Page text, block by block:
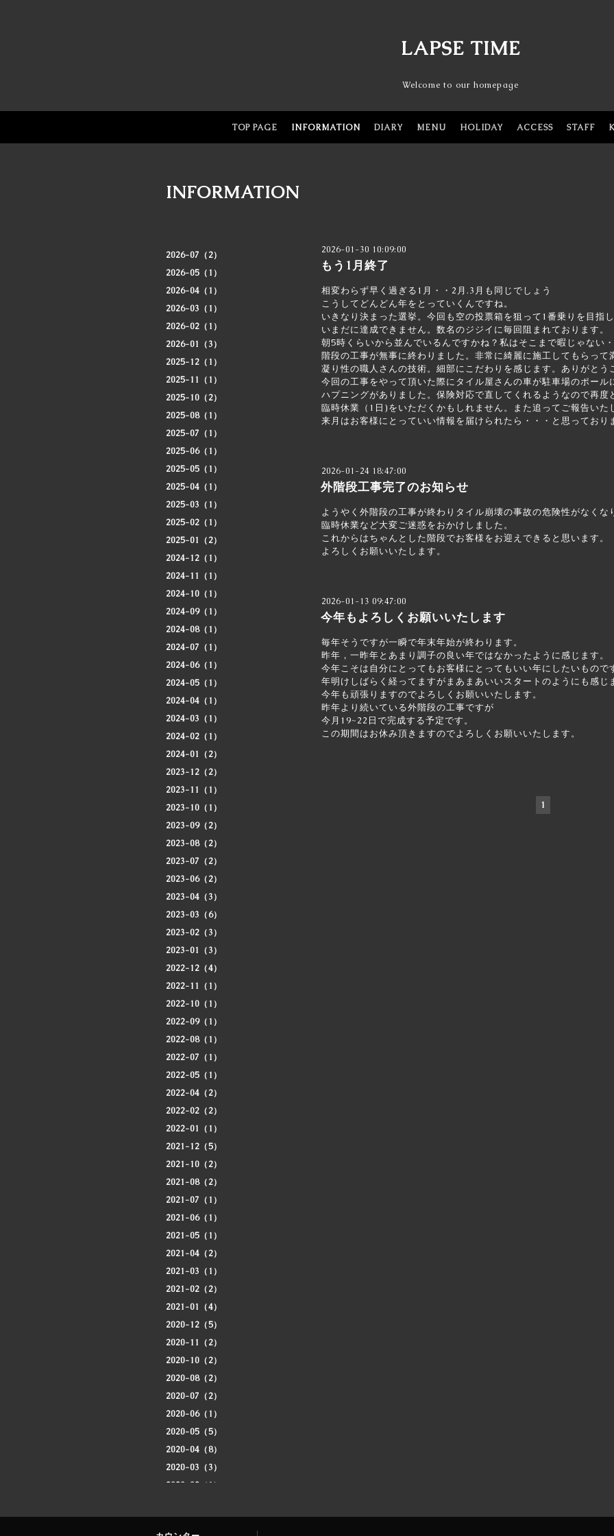
LAPSE TIME
Welcome to our homepage
TOP PAGE INFORMATION DIARY MENU HOLIDAY ACCESS STAFF
2026-07（2）
2026-05（1）
2026-04（1）
2026-03（1）
2026-02（1）
2026-01（3）
2025-12（1）
2025-11（1）
2025-10（2）
2025-08（1）
2025-07（1）
2025-06（1）
2025-05（1）
2025-04（1）
2025-03（1）
2025-02（1）
2025-01（2）
2024-12（1）
2024-11（1）
2024-10（1）
2024-09（1）
2024-08（1）
2024-07（1）
2024-06（1）
2024-05（1）
2024-04（1）
2024-03（1）
2024-02（1）
2024-01（2）
2023-12（2）
2023-11（1）
2023-10（1）
2023-09（2）
2023-08（2）
2023-07（2）
2023-06（2）
2023-04（3）
2023-03（6）
2023-02（3）
2023-01（3）
2022-12（4）
2022-11（1）
2022-10（1）
2022-09（1）
2022-08（1）
2022-07（1）
2022-05（1）
2022-04（2）
2022-02（2）
2022-01（1）
2021-12（5）
2021-10（2）
2021-08（2）
2021-07（1）
2021-06（1）
2021-05（1）
2021-04（2）
2021-03（1）
2021-02（2）
2021-01（4）
2020-12（5）
2020-11（2）
2020-10（2）
2020-08（2）
2020-07（2）
2020-06（1）
2020-05（5）
2020-04（8）
2020-03（3）
2020-02（1）
INFORMATION
2026-01-30 10:09:00
もう1月終了
相変わらず早く過ぎる1月・・2月.3月も同じでしょう
こうしてどんどん年をとっていくんですね。
いきなり決まった選挙。今回も空の投票箱を狙って1番乗りを目指
いまだに達成できません。数名のジジイに毎回阻まれております。
朝5時くらいから並んでいるんですかね？私はそこまで暇じゃない・
階段の工事が無事に終わりました。非常に綺麗に施工してもらって
凝り性の職人さんの技術。細部にこだわりを感じます。ありがとう
今回の工事をやって頂いた際にタイル屋さんの車が駐車場のポール
ハプニングがありました。保険対応で直してくれるようなので再度
臨時休業（1日)をいただくかもしれません。また追ってご報告いた
来月はお客様にとっていい情報を届けられたら・・・と思っており
2026-01-24 18:47:00
外階段工事完了のお知らせ
ようやく外階段の工事が終わりタイル崩壊の事故の危険性がなくな
臨時休業など大変ご迷惑をおかけしました。
これからはちゃんとした階段でお客様をお迎えできると思います。
よろしくお願いいたします。
2026-01-13 09:47:00
今年もよろしくお願いいたします
毎年そうですが一瞬で年末年始が終わります。
昨年，一昨年とあまり調子の良い年ではなかったように感じます。
今年こそは自分にとってもお客様にとってもいい年にしたいもので
年明けしばらく経ってますがまあまあいいスタートのようにも感じ
今年も頑張りますのでよろしくお願いいたします。
昨年より続いている外階段の工事ですが
今月19~22日で完成する予定です。
この期間はお休み頂きますのでよろしくお願いいたします。
1